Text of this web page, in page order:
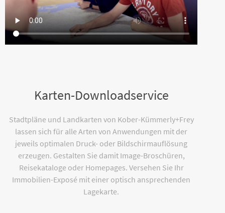
Karten-Downloadservice
Stadtpläne und Landkarten von Kober-Kümmerly+Frey
lassen sich für alle Arten von Anwendungen mit der
jeweils optimalen Druck- oder Bildschirmauflösung
erzeugen. Gestalten Sie damit Image-Broschüren,
Reisekataloge oder Homepages. Versehen Sie Ihr
Immobilien-Exposé mit einer optisch ansprechenden
Lagekarte.